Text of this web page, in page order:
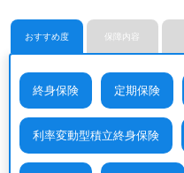
メディケア生命保険株式会社
おすすめ度 保障内容
終身保険 定期保険
利率変動型積立終身保険